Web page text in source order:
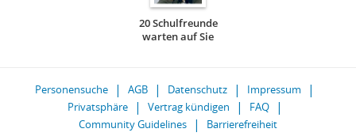
20 Schulfreunde
warten auf Sie
Personensuche AGB Datenschutz
Impressum
Privatsphäre
Vertrag kündigen
FAQ
Community Guidelines
Barrierefreiheit